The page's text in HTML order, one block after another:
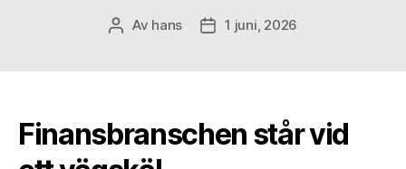
Inläggsförfattare
Av hans Inläggsdatum
1 juni, 2026
Finansbranschen står vid